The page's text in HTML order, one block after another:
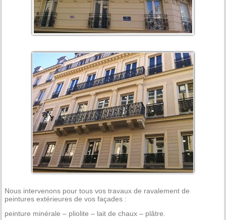
Nous intervenons pour tous vos travaux de ravalement de
peintures extérieures de vos façades :
peinture minérale – pliolite – lait de chaux – plâtre.